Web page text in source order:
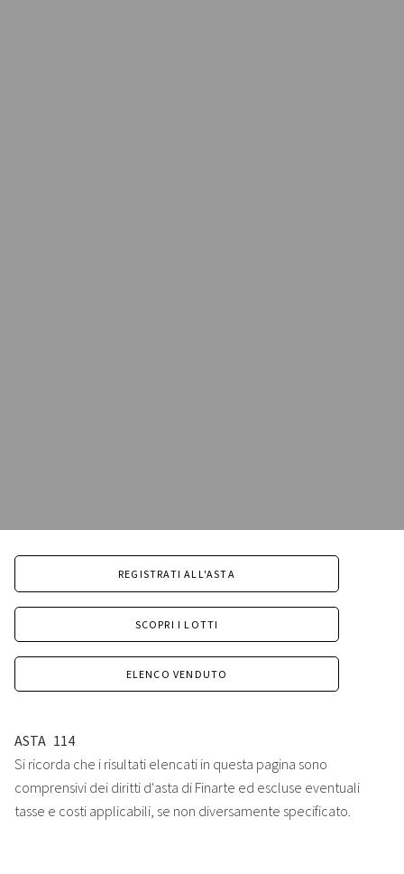
REGISTRATI ALL'ASTA
SCOPRI I LOTTI
ELENCO VENDUTO
ASTA 114
Si ricorda che i risultati elencati in questa pagina sono
comprensivi dei diritti d'asta di Finarte ed escluse eventuali
tasse e costi applicabili, se non diversamente specificato.